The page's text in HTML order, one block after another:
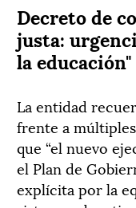
Decreto de
justa:
la educación"
La entidad
frente a
que “el nuevo
el Plan de
explícita por la